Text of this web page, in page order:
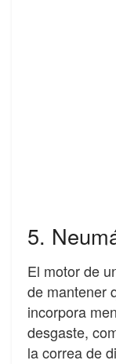
5.
El motor de
de mantener
incorpora
desgaste,
la correa de